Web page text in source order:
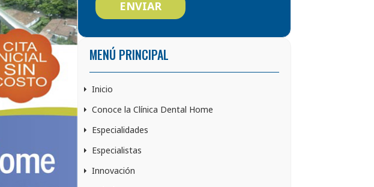
MENÚ PRINCIPAL
Inicio
Conoce la Clínica Dental Home
Especialidades
Especialistas
Innovación